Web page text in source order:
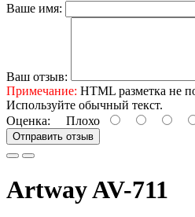
Ваше имя:
Ваш отзыв:
Примечание: HTML разметка не
Используйте обычный текст.
Оценка: Плохо
Отправить отзыв
Artway AV-711